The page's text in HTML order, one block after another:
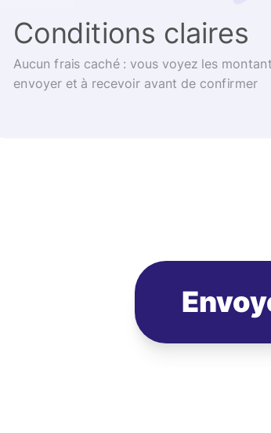
Conditions claires
Aucun frais caché : vous voyez les
envoyer et à recevoir avant de confirmer